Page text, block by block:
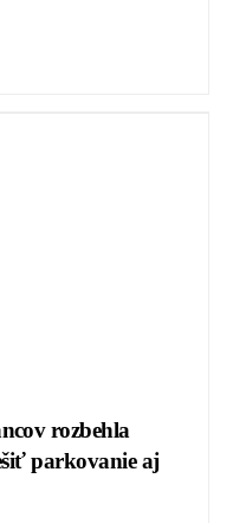
rozbehla
parkovanie aj